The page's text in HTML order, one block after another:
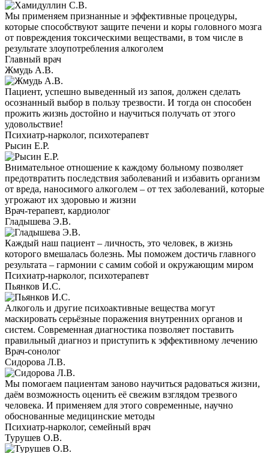
Мы применяем признанные и эффективные процедуры,
которые способствуют защите печени и коры головного мозга
от повреждения токсическими веществами, в том числе в
результате злоупотребления алкоголем
Главный врач
Жмудь А.В.
Пациент, успешно выведенный из запоя, должен сделать
осознанный выбор в пользу трезвости. И тогда он способен
прожить жизнь достойно и научиться получать от этого
удовольствие!
Психиатр-нарколог, психотерапевт
Рысин Е.Р.
Внимательное отношение к каждому больному позволяет
предотвратить последствия заболеваний и избавить организм
от вреда, наносимого алкоголем – от тех заболеваний, которые
угрожают их здоровью и жизни
Врач-терапевт, кардиолог
Гладышева Э.В.
Каждый наш пациент – личность, это человек, в жизнь
которого вмешалась болезнь. Мы поможем достичь главного
результата – гармонии с самим собой и окружающим миром
Психиатр-нарколог, психотерапевт
Пьянков И.С.
Алкоголь и другие психоактивные вещества могут
маскировать серьёзные поражения внутренних органов и
систем. Современная диагностика позволяет поставить
правильный диагноз и приступить к эффективному лечению
Врач-сонолог
Сидорова Л.В.
Мы помогаем пациентам заново научиться радоваться жизни,
даём возможность оценить её свежим взглядом трезвого
человека. И применяем для этого современные, научно
обоснованные медицинские методы
Психиатр-нарколог, семейный врач
Турушев О.В.